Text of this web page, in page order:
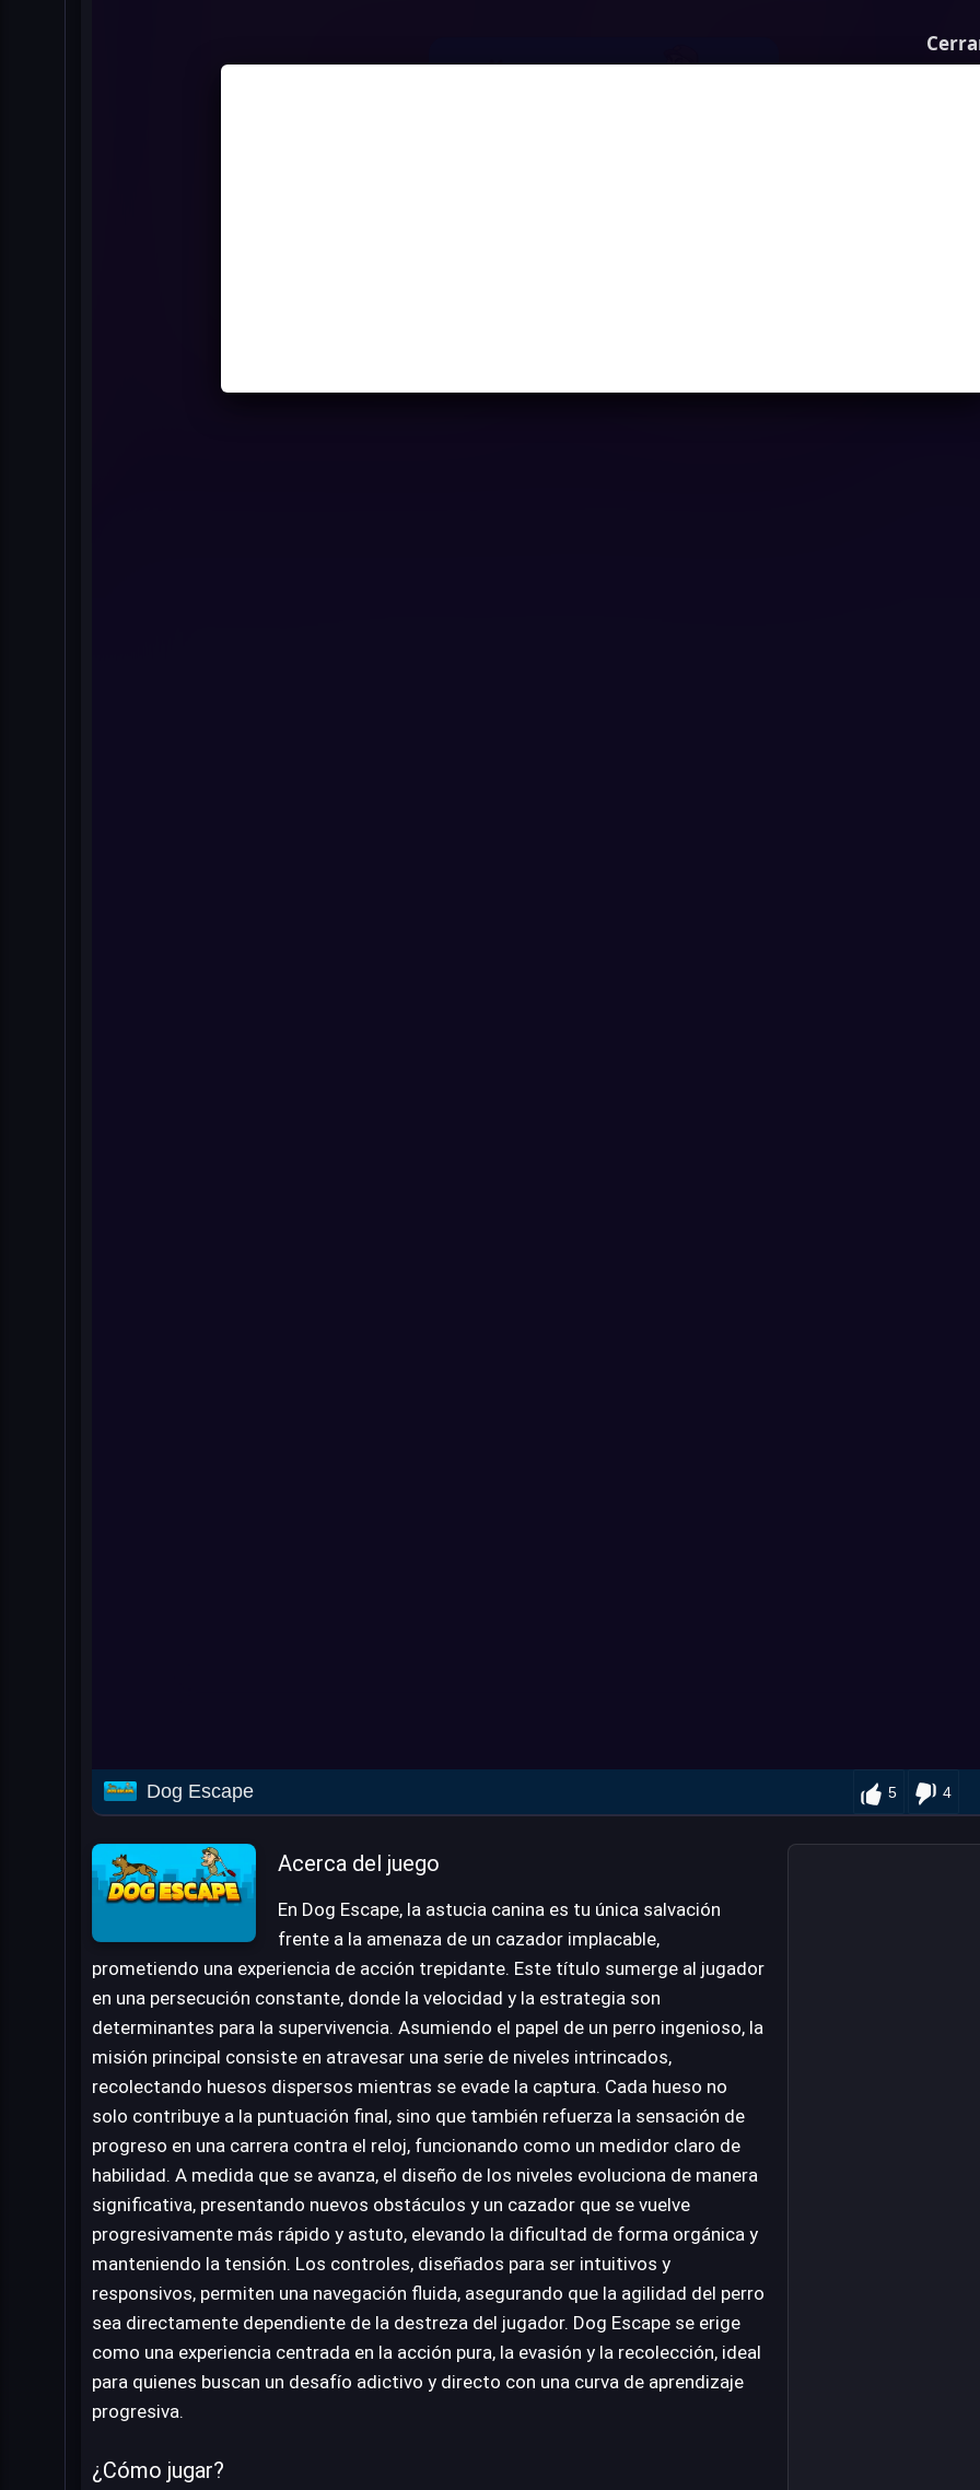
Dog Escape 5 4
Acerca del juego
En Dog Escape, la astucia canina es tu única salvación
frente a la amenaza de un cazador implacable,
prometiendo una experiencia de acción trepidante. Este título sumerge al jugador
en una persecución constante, donde la velocidad y la estrategia son
determinantes para la supervivencia. Asumiendo el papel de un perro ingenioso, la
misión principal consiste en atravesar una serie de niveles intrincados,
recolectando huesos dispersos mientras se evade la captura. Cada hueso no
solo contribuye a la puntuación final, sino que también refuerza la sensación de
progreso en una carrera contra el reloj, funcionando como un medidor claro de
habilidad. A medida que se avanza, el diseño de los niveles evoluciona de manera
significativa, presentando nuevos obstáculos y un cazador que se vuelve
progresivamente más rápido y astuto, elevando la dificultad de forma orgánica y
manteniendo la tensión. Los controles, diseñados para ser intuitivos y
responsivos, permiten una navegación fluida, asegurando que la agilidad del perro
sea directamente dependiente de la destreza del jugador. Dog Escape se erige
como una experiencia centrada en la acción pura, la evasión y la recolección, ideal
para quienes buscan un desafío adictivo y directo con una curva de aprendizaje
progresiva.
¿Cómo jugar?